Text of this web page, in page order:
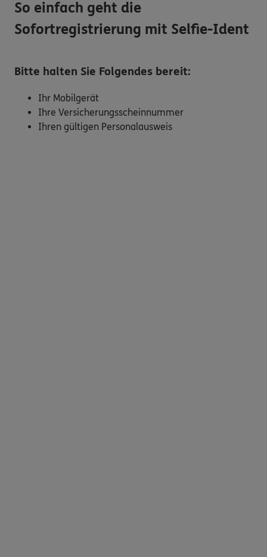
So einfach geht die
Sofortregistrierung mit Selfie-Ident
Bitte halten Sie Folgendes bereit:
Ihr Mobilgerät
Ihre Versicherungsscheinnummer
Ihren gültigen Personalausweis